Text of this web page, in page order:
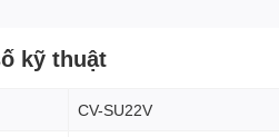
kỹ thuật
CV-SU22V